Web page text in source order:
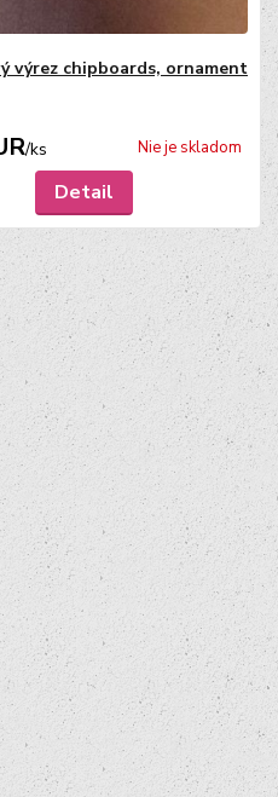
výrez chipboards, ornament
/ks Nie je skladom
Detail